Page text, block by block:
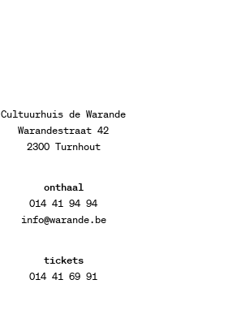
Cultuurhuis de Warande
Warandestraat 42
2300 Turnhout
onthaal
014 41 94 94
info@warande.be
tickets
014 41 69 91